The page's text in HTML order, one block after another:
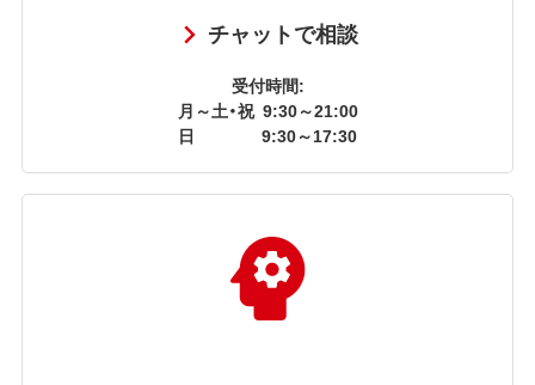
チャットで相談
受付時間:
月～土・祝 9:30～21:00
日
9:30～17:30